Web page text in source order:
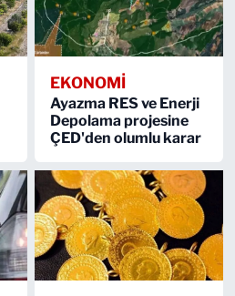
EKONOMİ
Ayazma RES ve Enerji
Depolama projesine
ÇED'den olumlu karar